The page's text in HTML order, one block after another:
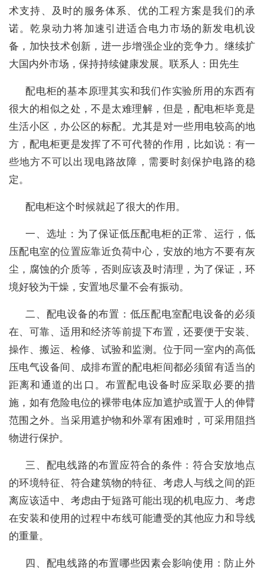
术支持、及时的服务体系、优的工程方案是我们的承
诺。乾泉动力将加速引进适合电力市场的新发电机设
备，加快技术创新，进一步增强企业的竞争力。继续扩
大国内外市场，保持持续健康发展。联系人：田先生
配电柜的基本原理其实和我们作实验所用的东西有
很大的相似之处，不是太难理解，但是，配电柜毕竟是
生活小区，办公区的标配。尤其是对一些用电较高的地
方，配电柜更是发挥了不可代替的作用，比如说：有一
些地方不可以出现电路故障，需要时刻保护电路的稳
定。
配电柜这个时候就起了很大的作用。
一、选址：为了保证低压配电柜的正常、运行，低
压配电室的位置应靠近负荷中心，安放的地方不要有灰
尘，腐蚀的介质等，否则应该及时清理，为了保证，环
境好较为干燥，安置地尽量不会有振动。
二、配电设备的布置：低压配电室配电设备的必须
在、可靠、适用和经济等前提下布置，还要便于安装、
操作、搬运、检修、试验和监测。位于同一室内的高低
压电气设备间、成排布置的配电柜间都必须留有适当的
距离和通道的出口。布置配电设备时应采取必要的措
施，如有危险电位的裸带电体应加遮护或置于人的伸臂
范围之外。当采用遮护物和外罩有困难时，可采用阻挡
物进行保护。
三、配电线路的布置应符合的条件：符合安放地点
的环境特征、符合建筑物的特征、考虑人与线之间的距
离应该适中、考虑由于短路可能出现的机电应力、考虑
在安装和使用的过程中布线可能遭受的其他应力和导线
的重量。
四、配电线路的布置哪些因素会影响使用：防止外